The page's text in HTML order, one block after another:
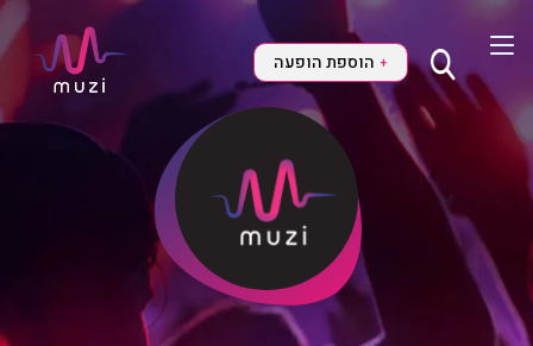
+ הוספת הופעה